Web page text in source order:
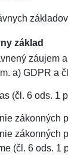
základ
záujem
a) GDPR a
(čl. 6 ods. 1
zákonných
zákonných
(čl. 6 ods. 1